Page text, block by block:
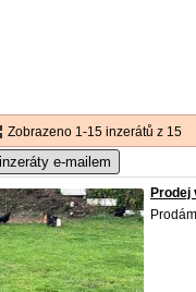
Zobrazeno 1-15 inzerátů z 15
e-mailem
Prodej